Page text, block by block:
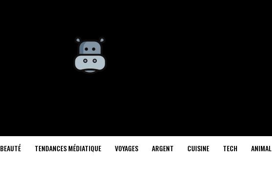
BEAUTÉ TENDANCES MÉDIATIQUE VOYAGES ARGENT CUISINE TECH ANIMAL